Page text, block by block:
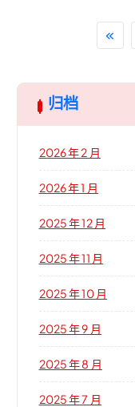
归档
2026 年 2 月
2026 年 1 月
2025 年 12 月
2025 年 11 月
2025 年 10 月
2025 年 9 月
2025 年 8 月
2025 年 7 月